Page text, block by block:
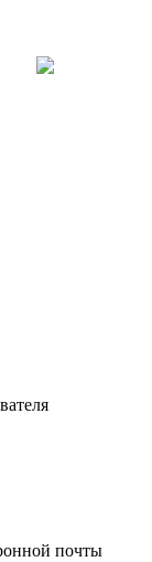
почты